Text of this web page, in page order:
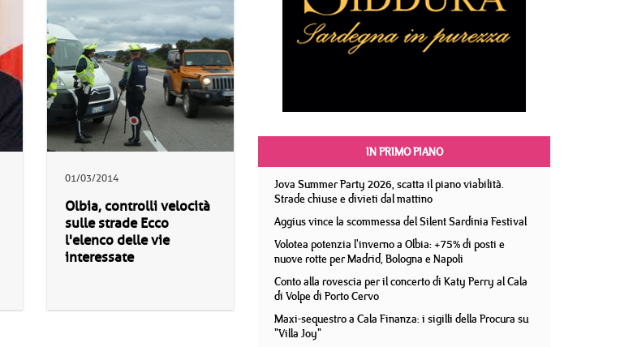
01/03/2014
Olbia, controlli velocità
sulle strade Ecco
l'elenco delle vie
interessate
IN PRIMO PIANO
Jova Summer Party 2026, scatta il piano viabilità.
Strade chiuse e divieti dal mattino
Aggius vince la scommessa del Silent Sardinia Festival
Volotea potenzia l'inverno a Olbia: +75% di posti e
nuove rotte per Madrid, Bologna e Napoli
Conto alla rovescia per il concerto di Katy Perry al Cala
di Volpe di Porto Cervo
Maxi-sequestro a Cala Finanza: i sigilli della Procura su
"Villa Joy"